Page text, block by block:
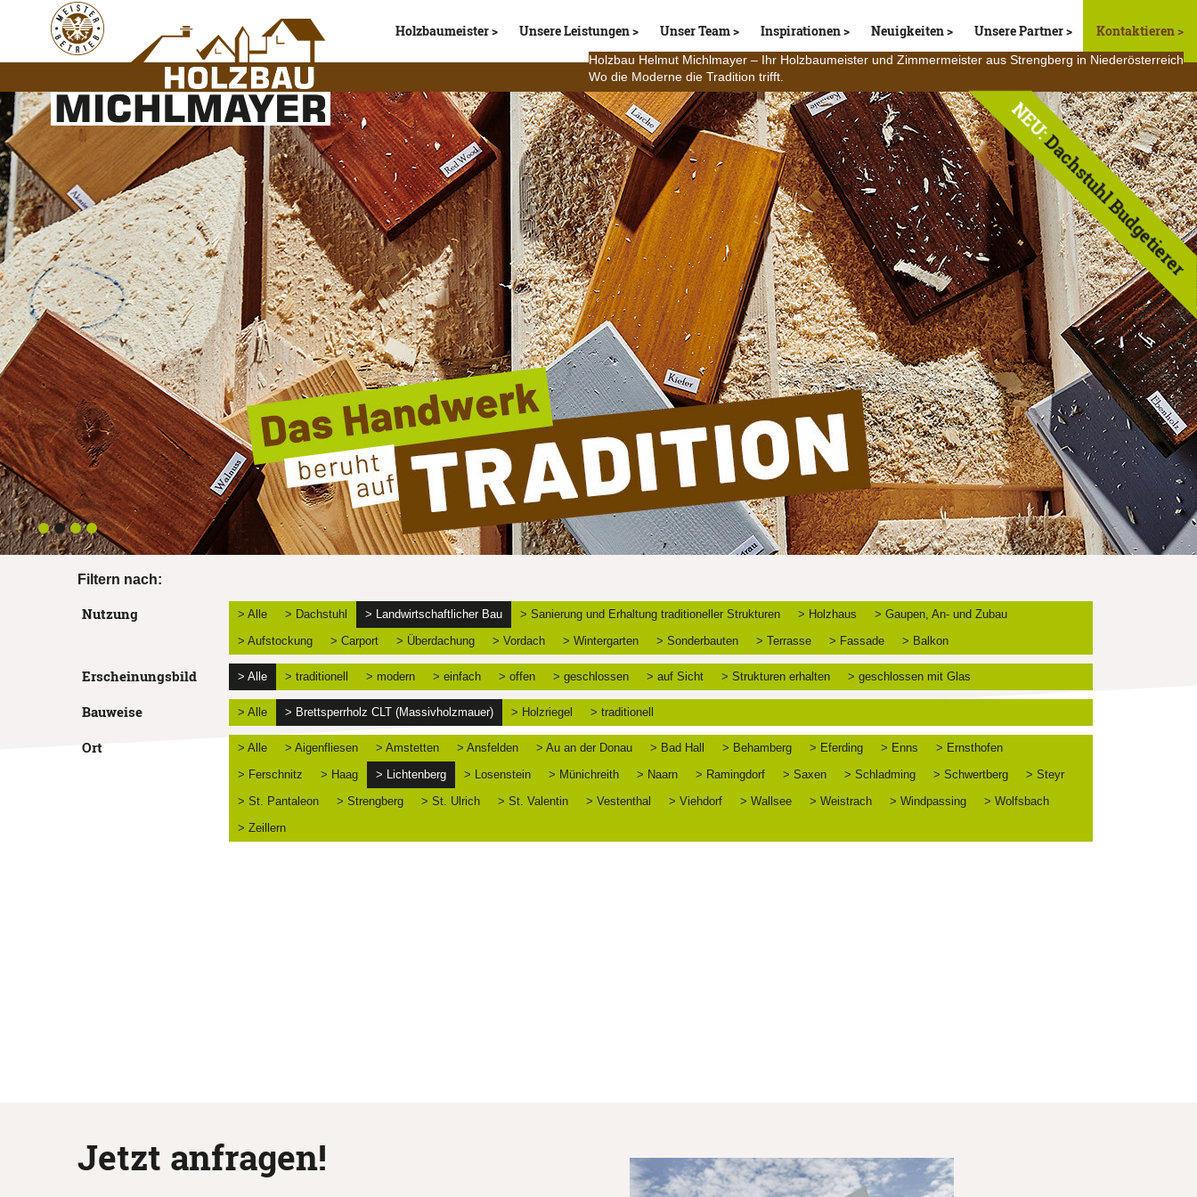
Holzbaumeister Unsere Leistungen Unser Team Inspirationen Neuigkeiten Unsere Partner Kontaktieren
Holzbau Helmut Michlmayer – Ihr Holzbaumeister und Zimmermeister aus Strengberg in Niederösterreich
Wo die Moderne die Tradition trifft.
Filtern nach:
Nutzung > Alle > Dachstuhl > Landwirtschaftlicher Bau > Sanierung und Erhaltung traditioneller Strukturen > Holzhaus
> Gaupen, An- und Zubau
> Aufstockung
> Carport > Überdachung > Vordach > Wintergarten > Sonderbauten > Terrasse > Fassade > Balkon
Erscheinungsbild > Alle > traditionell > modern > einfach > offen > geschlossen > auf Sicht > Strukturen erhalten > geschlossen mit Glas
Bauweise > Alle > Brettsperrholz CLT (Massivholzmauer) > Holzriegel > traditionell
Ort > Alle > Aigenfliesen > Amstetten > Ansfelden > Au an der Donau > Bad Hall > Behamberg > Eferding > Enns
> Ernsthofen
> Ferschnitz
> Haag > Lichtenberg > Losenstein > Münichreith > Naarn > Ramingdorf > Saxen > Schladming > Schwertberg
> Steyr
> St. Pantaleon
> Strengberg > St. Ulrich > St. Valentin > Vestenthal > Viehdorf > Wallsee > Weistrach > Windpassing
> Wolfsbach
> Zeillern
Jetzt anfragen!
NEU:
Dachstuhl Budgetierer